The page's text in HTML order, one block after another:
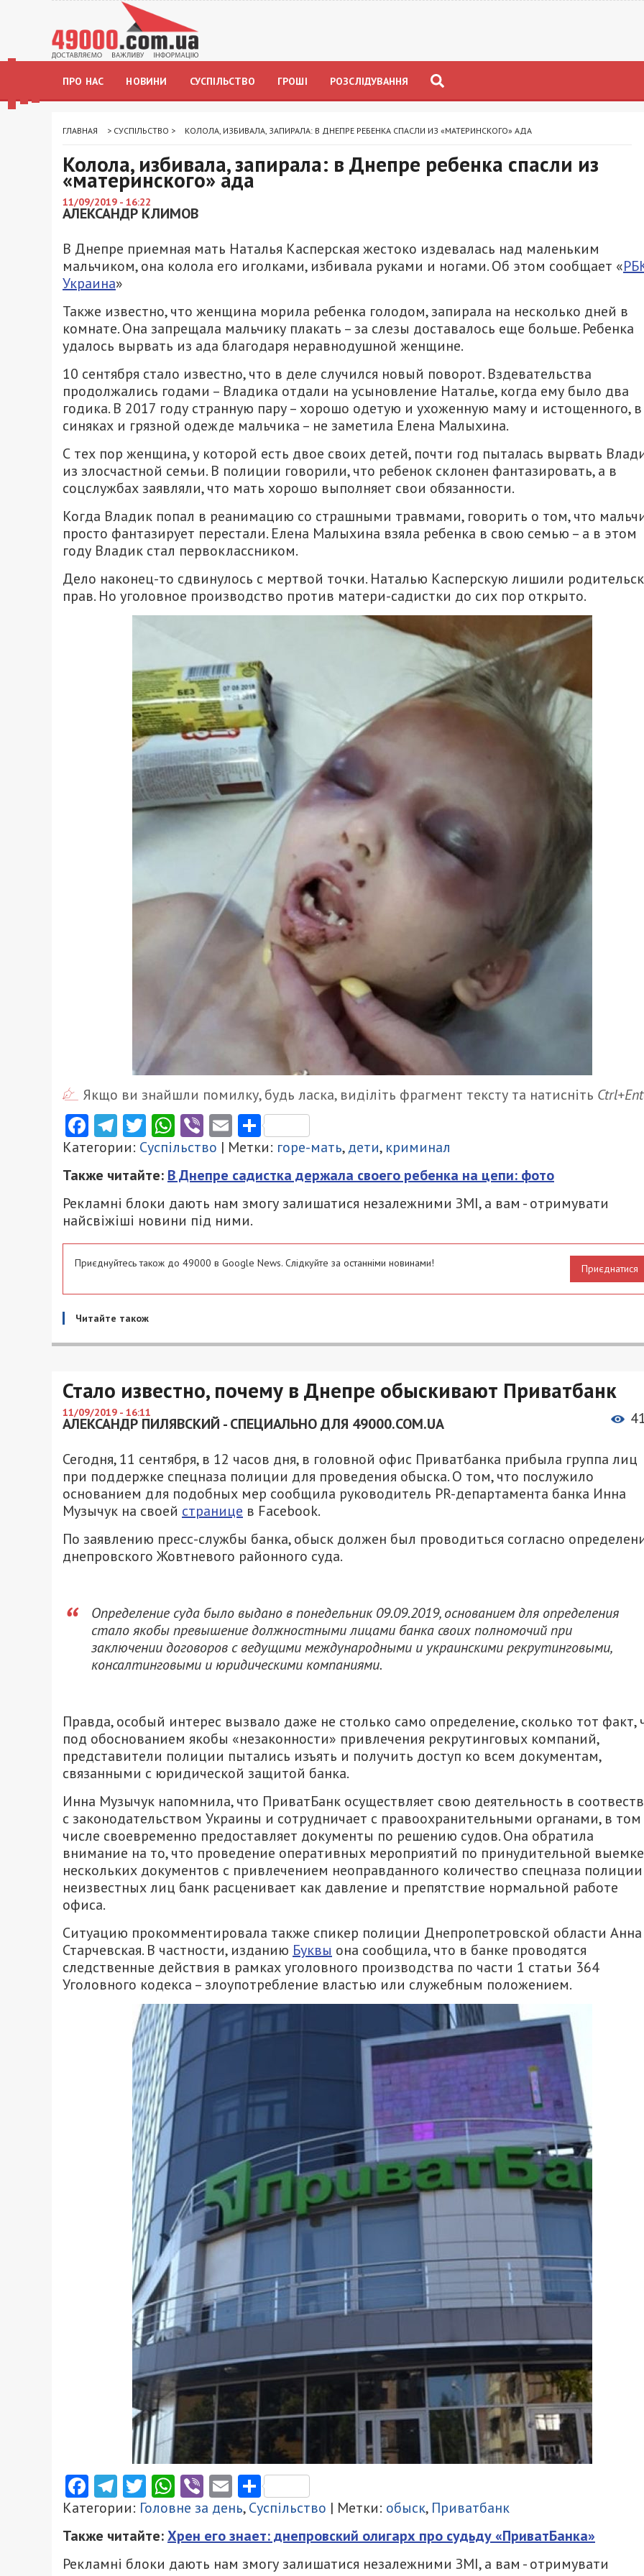
ПРО НАС НОВИНИ СУСПІЛЬСТВО ГРОШІ РОЗСЛІДУВАННЯ
ГЛАВНАЯ > СУСПІЛЬСТВО > КОЛОЛА, ИЗБИВАЛА, ЗАПИРАЛА: В ДНЕПРЕ РЕБЕНКА СПАСЛИ ИЗ «МАТЕРИНСКОГО» АДА
Колола, избивала, запирала: в Днепре ребенка спасли из
«материнского» ада
11/09/2019 - 16:22
АЛЕКСАНДР КЛИМОВ
В Днепре приемная мать Наталья Касперская жестоко издевалась над маленьким
мальчиком, она колола его иголками, избивала руками и ногами. Об этом сообщает «
Украина»
Также известно, что женщина морила ребенка голодом, запирала на несколько дней в
комнате. Она запрещала мальчику плакать – за слезы доставалось еще больше. Ребенка
удалось вырвать из ада благодаря неравнодушной женщине.
10 сентября стало известно, что в деле случился новый поворот. Bздевательства
продолжались годами – Владика отдали на усыновление Наталье, когда ему было два
годика. В 2017 году странную пару – хорошо одетую и ухоженную маму и истощенного, в
синяках и грязной одежде мальчика – не заметила Елена Малыхина.
С тех пор женщина, у которой есть двое своих детей, почти год пыталась вырвать
из злосчастной семьи. В полиции говорили, что ребенок склонен фантазировать, а в
соцслужбах заявляли, что мать хорошо выполняет свои обязанности.
Когда Владик попал в реанимацию со страшными травмами, говорить о том, что
просто фантазирует перестали. Елена Малыхина взяла ребенка в свою семью – а в этом
году Владик стал первоклассником.
Дело наконец-то сдвинулось с мертвой точки. Наталью Касперскую лишили
прав. Но уголовное производство против матери-садистки до сих пор открыто.
Якщо ви знайшли помилку, будь ласка, виділіть фрагмент тексту та натисніть
Facebook
Telegram
Twitter
WhatsApp
ViberEmailПоділитися
Категории: Суспільство | Метки: горе-мать,дети, криминал
Также читайте: В Днепре садистка держала своего ребенка на цепи: фото
Рекламні блоки дають нам змогу залишатися незалежними ЗМІ, а вам - отримувати
найсвіжіші новини під ними.
Приєднуйтесь також до 49000 в Google News. Слідкуйте за останніми новинами! Приєднатися
Читайте також
Стало известно, почему в Днепре обыскивают Приватбанк
11/09/2019 - 16:11
АЛЕКСАНДР ПИЛЯВСКИЙ - СПЕЦИАЛЬНО ДЛЯ 49000.COM.UA
Сегодня, 11 сентября, в 12 часов дня, в головной офис Приватбанка прибыла группа лиц
при поддержке спецназа полиции для проведения обыска. О том, что послужило
основанием для подобных мер сообщила руководитель PR-департамента банка Инна
Музычук на своей странице в Facebook.
По заявлению пресс-службы банка, обыск должен был проводиться согласно
днепровского Жовтневого районного суда.
Определение суда было выдано в понедельник 09.09.2019, основанием для определения
стало якобы превышение должностными лицами банка своих полномочий при
заключении договоров с ведущими международными и украинскими рекрутинговыми,
консалтинговыми и юридическими компаниями.
Правда, особый интерес вызвало даже не столько само определение, сколько тот факт,
под обоснованием якобы «незаконности» привлечения рекрутинговых компаний,
представители полиции пытались изъять и получить доступ ко всем документам,
связанными с юридической защитой банка.
Инна Музычук напомнила, что ПриватБанк осуществляет свою деятельность в
с законодательством Украины и сотрудничает с правоохранительными органами, в том
числе своевременно предоставляет документы по решению судов. Она обратила
внимание на то, что проведение оперативных мероприятий по принудительной выемке
нескольких документов с привлечением неоправданного количество спецназа
неизвестных лиц банк расценивает как давление и препятствие нормальной работе
офиса.
Ситуацию прокомментировала также спикер полиции Днепропетровской области Анна
Старчевская. В частности, изданию Буквы она сообщила, что в банке проводятся
следственные действия в рамках уголовного производства по части 1 статьи 364
Уголовного кодекса – злоупотребление властью или служебным положением.
Facebook
Telegram
Twitter
WhatsApp
ViberEmailПоділитися
Категории: Головне за день,Суспільство | Метки: обыск, Приватбанк
Также читайте:Хрен его знает: днепровский олигарх про судьду «ПриватБанка»
Рекламні блоки дають нам змогу залишатися незалежними ЗМІ, а вам - отримувати